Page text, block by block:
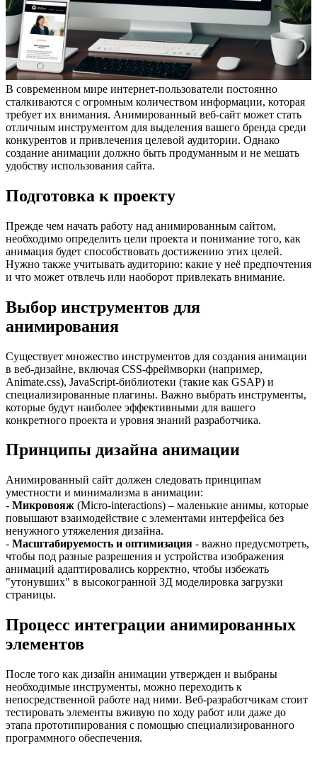
В современном мире интернет-пользователи постоянно
сталкиваются с огромным количеством информации, которая
требует их внимания. Анимированный веб-сайт может стать
отличным инструментом для выделения вашего бренда среди
конкурентов и привлечения целевой аудитории. Однако
создание анимации должно быть продуманным и не мешать
удобству использования сайта.
Подготовка к проекту
Прежде чем начать работу над анимированным сайтом,
необходимо определить цели проекта и понимание того, как
анимация будет способствовать достижению этих целей.
Нужно также учитывать аудиторию: какие у неё предпочтения
и что может отвлечь или наоборот привлекать внимание.
Выбор инструментов для
анимирования
Существует множество инструментов для создания анимации
в веб-дизайне, включая CSS-фреймворки (например,
Animate.css), JavaScript-библиотеки (такие как GSAP) и
специализированные плагины. Важно выбрать инструменты,
которые будут наиболее эффективными для вашего
конкретного проекта и уровня знаний разработчика.
Принципы дизайна анимации
Анимированный сайт должен следовать принципам
уместности и минимализма в анимации:
- Микровояж (Micro-interactions) – маленькие анимы, которые
повышают взаимодействие с элементами интерфейса без
ненужного утяжеления дизайна.
- Масштабируемость и оптимизация - важно предусмотреть,
чтобы под разные разрешения и устройства изображения
анимаций адаптировались корректно, чтобы избежать
"утонувших" в высокогранной 3Д моделировка загрузки
страницы.
Процесс интеграции анимированных
элементов
После того как дизайн анимации утвержден и выбраны
необходимые инструменты, можно переходить к
непосредственной работе над ними. Веб-разработчикам стоит
тестировать элементы вживую по ходу работ или даже до
этапа прототипирования с помощью специализированного
программного обеспечения.